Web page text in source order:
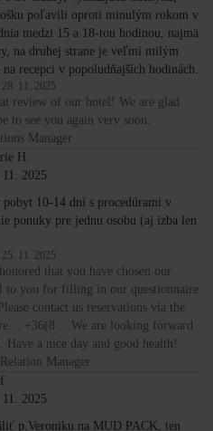
poľavili oproti minulým rokom v
medzi 15 a 18-tou hodinou, najmä
na druhej strane je veľmi milým
recepci v popoludňajších hodinách.
11. 2025
review of our hotel! We are glad
to see you again very soon.
Manager
H.
11. 2025
pobyt 10-14 dní s procedúrami v
ponuky pre jednu osobu (aj izba len
11. 2025
that you have chosen our
to you for filling in our questionnaire
contact us reservations via the
+36(8… We are looking forward
a nice day and good health!
Manager
11. 2025
p.Veroniku na MUD PACK, ten